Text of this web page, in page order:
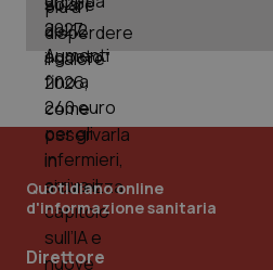
Quotidiano online
d'informazione sanitaria
Direttore
PHPSESSID